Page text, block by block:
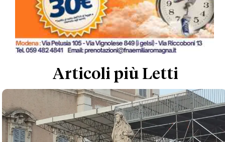
Articoli più Letti